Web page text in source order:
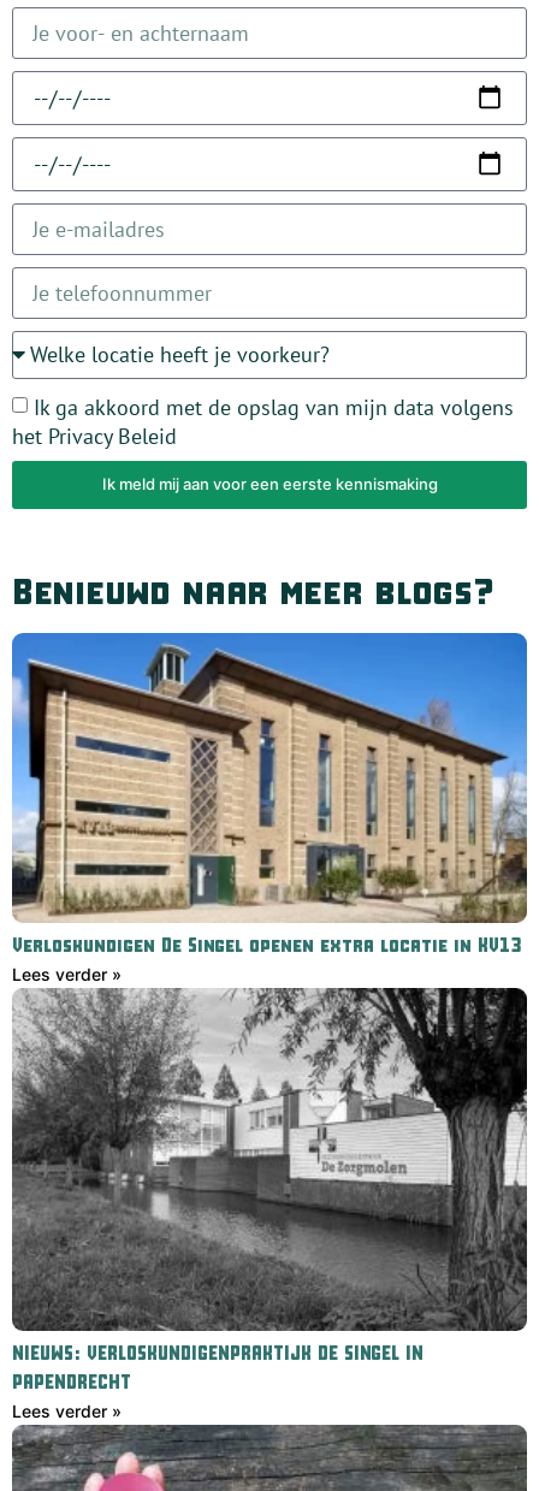
Ik ga akkoord met de opslag van mijn data volgens
het Privacy Beleid
Ik meld mij aan voor een eerste kennismaking
Benieuwd naar meer blogs?
Verloskundigen De Singel openen extra locatie in KV13
Lees verder »
NIEUWS: VERLOSKUNDIGENPRAKTIJK DE SINGEL IN
PAPENDRECHT
Lees verder »